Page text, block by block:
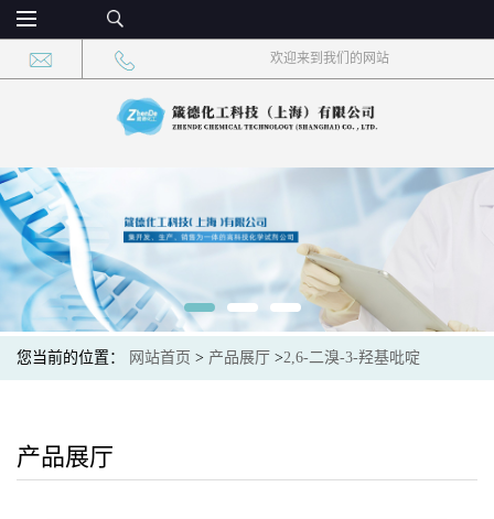
欢迎来到我们的网站
您当前的位置： 网站首页 > 产品展厅 >2,6-二溴-3-羟基吡啶
产品展厅